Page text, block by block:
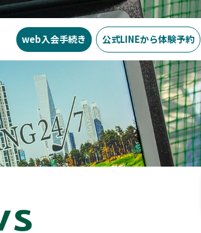
7の特徴 料金 入会までの流れ スケジュール
web入会手続き 公式LINEから体験予約